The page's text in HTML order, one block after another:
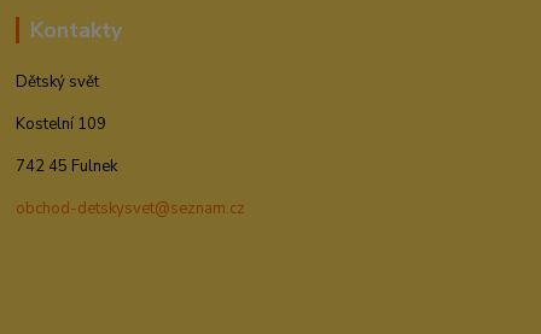
Kontakty
Dětský svět
Kostelní 109
742 45 Fulnek
obchod-detskysvet@seznam.cz